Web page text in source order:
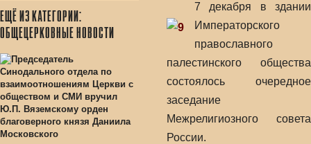
ЕЩЁ ИЗ КАТЕГОРИИ:
ОБЩЕЦЕРКОВНЫЕ НОВОСТИ
7 декабря в здании
Императорского
православного
палестинского общества
состоялось очередное
заседание
Межрелигиозного совета
России.